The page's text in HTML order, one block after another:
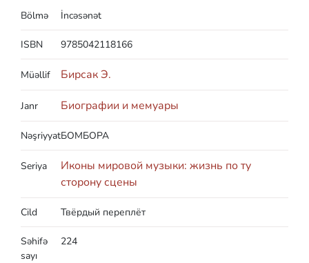
Bölmə İncəsənət
ISBN 9785042118166
Müəllif Бирсак Э.
Janr Биографии и мемуары
NəşriyyatБОМБОРА
Seriya
Иконы мировой музыки: жизнь по ту
сторону сцены
Cild Твёрдый переплёт
Səhifə
sayı
224